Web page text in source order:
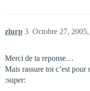
zlurp Octobre 27,
3
Merci de ta reponse…
Mais rassure toi c’est
:super: